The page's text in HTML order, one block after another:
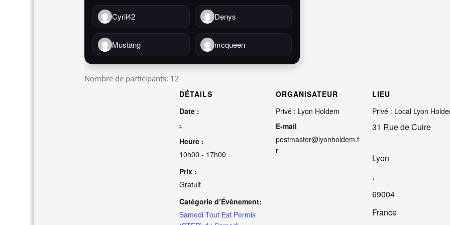
Cyril42 Denys
Mustang mcqueen
DÉTAILS
Date :
-
Heure :
10h00 - 17h00
Prix :
Gratuit
Catégorie d’Évènement:
Samedi Tout Est Permis
ORGANISATEUR
Privé : Lyon Holdem
E-mail
postmaster@lyonholdem.f
r
LIEU
Privé : Local Lyon
31 Rue de Cuire
Lyon
,
69004
France
Nombre de participants: 12